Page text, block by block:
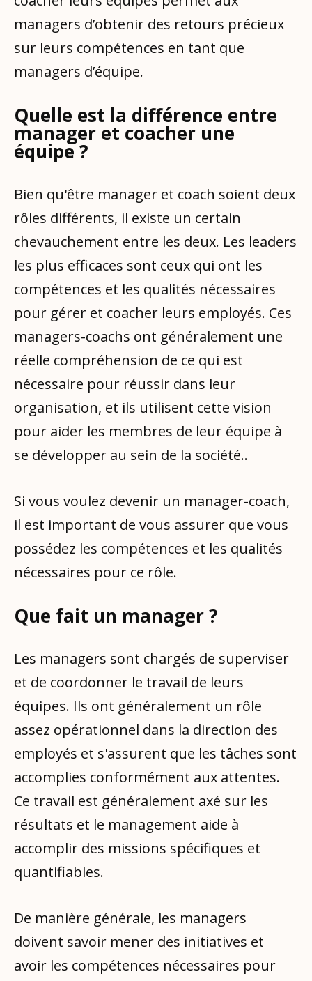
managers d’obtenir des retours précieux
sur leurs compétences en tant que
managers d’équipe.
Quelle est la différence entre
manager et coacher une
équipe ?
Bien qu'être manager et coach soient deux
rôles différents, il existe un certain
chevauchement entre les deux. Les leaders
les plus efficaces sont ceux qui ont les
compétences et les qualités nécessaires
pour gérer et coacher leurs employés. Ces
managers-coachs ont généralement une
réelle compréhension de ce qui est
nécessaire pour réussir dans leur
organisation, et ils utilisent cette vision
pour aider les membres de leur équipe à
se développer au sein de la société..
Si vous voulez devenir un manager-coach,
il est important de vous assurer que vous
possédez les compétences et les qualités
nécessaires pour ce rôle.
Que fait un manager ?
Les managers sont chargés de superviser
et de coordonner le travail de leurs
équipes. Ils ont généralement un rôle
assez opérationnel dans la direction des
employés et s'assurent que les tâches sont
accomplies conformément aux attentes.
Ce travail est généralement axé sur les
résultats et le management aide à
accomplir des missions spécifiques et
quantifiables.
De manière générale, les managers
doivent savoir mener des initiatives et
avoir les compétences nécessaires pour